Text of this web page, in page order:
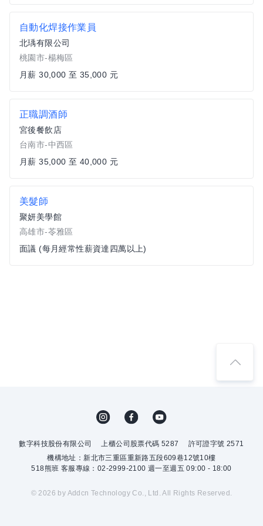
自動化焊接作業員
北瑀有限公司
桃園市-楊梅區
月薪 30,000 至 35,000 元
正職調酒師
宮後餐飲店
台南市-中西區
月薪 35,000 至 40,000 元
美髮師
聚妍美學館
高雄市-苓雅區
面議 (每月經常性薪資達四萬以上)
數字科技股份有限公司 上櫃公司股票代碼 5287
許可證字號 2571
機構地址：新北市三重區重新路五段609巷12號10樓
518熊班 客服專線：02-2999-2100 週一至週五 09:00 - 18:00
© 2026 by Addcn Technology Co., Ltd. All Rights Reserved.